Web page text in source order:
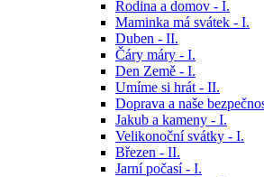
Rodina a domov - I.
Maminka má svátek - I.
Duben - II.
Čáry máry - I.
Den Země - I.
Umíme si hrát - II.
Doprava a naše
Jakub a kameny - I.
Velikonoční svátky - I.
Březen - II.
Jarní počasí - I.